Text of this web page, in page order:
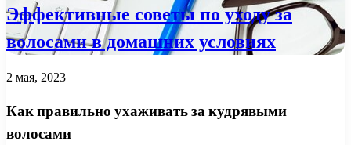
Эффективные советы по уходу за
волосами в домашних условиях
2 мая, 2023
Как правильно ухаживать за кудрявыми
волосами